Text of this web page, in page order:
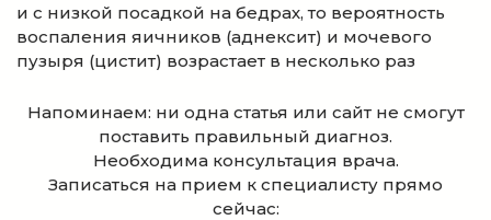
и с низкой посадкой на бедрах, то вероятность
воспаления яичников (аднексит) и мочевого
пузыря (цистит) возрастает в несколько раз
Напоминаем: ни одна статья или сайт не смогут
поставить правильный диагноз.
Необходима консультация врача.
Записаться на прием к специалисту прямо
сейчас: